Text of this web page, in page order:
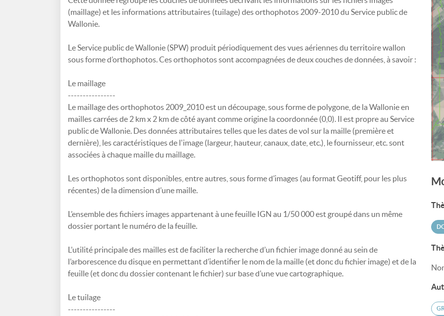
(maillage) et les informations attributaires (tuilage) des orthophotos 2009-2010 du Service public de
Wallonie.
Le Service public de Wallonie (SPW) produit périodiquement des vues aériennes du territoire wallon
sous forme d’orthophotos. Ces orthophotos sont accompagnées de deux couches de données, à savoir :
Le maillage
----------------
Le maillage des orthophotos 2009_2010 est un découpage, sous forme de polygone, de la Wallonie en
mailles carrées de 2 km x 2 km de côté ayant comme origine la coordonnée (0,0). Il est propre au Service
public de Wallonie. Des données attributaires telles que les dates de vol sur la maille (première et
dernière), les caractéristiques de l'image (largeur, hauteur, canaux, date, etc.), le fournisseur, etc. sont
associées à chaque maille du maillage.
Les orthophotos sont disponibles, entre autres, sous forme d’images (au format Geotiff, pour les plus
récentes) de la dimension d’une maille.
L’ensemble des fichiers images appartenant à une feuille IGN au 1/50 000 est groupé dans un même
dossier portant le numéro de la feuille.
L’utilité principale des mailles est de faciliter la recherche d’un fichier image donné au sein de
l’arborescence du disque en permettant d’identifier le nom de la maille (et donc du fichier image) et de la
feuille (et donc du dossier contenant le fichier) sur base d’une vue cartographique.
Le tuilage
----------------